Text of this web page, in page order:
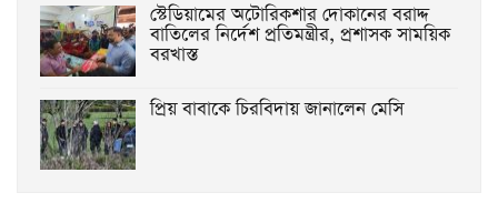
স্টেডিয়ামের অটোরিকশার দোকানের বরাদ্দ
বাতিলের নির্দেশ প্রতিমন্ত্রীর, প্রশাসক সাময়িক
বরখাস্ত
প্রিয় বাবাকে চিরবিদায় জানালেন মেসি